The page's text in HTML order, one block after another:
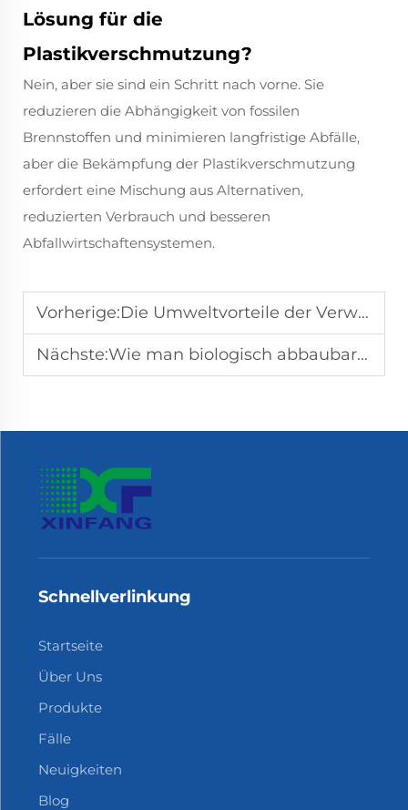
Lösung für die
Plastikverschmutzung?
Nein, aber sie sind ein Schritt nach vorne. Sie
reduzieren die Abhängigkeit von fossilen
Brennstoffen und minimieren langfristige Abfälle,
aber die Bekämpfung der Plastikverschmutzung
erfordert eine Mischung aus Alternativen,
reduzierten Verbrauch und besseren
Abfallwirtschaftensystemen.
Vorherige:Die Umweltvorteile der Verwendung von kompostierbaren Handschuhen
Nächste:Wie man biologisch abbaubare Handschuhe ordnungsgemäß entsorgt
Schnellverlinkung
Startseite
Über Uns
Produkte
Fälle
Neuigkeiten
Blog